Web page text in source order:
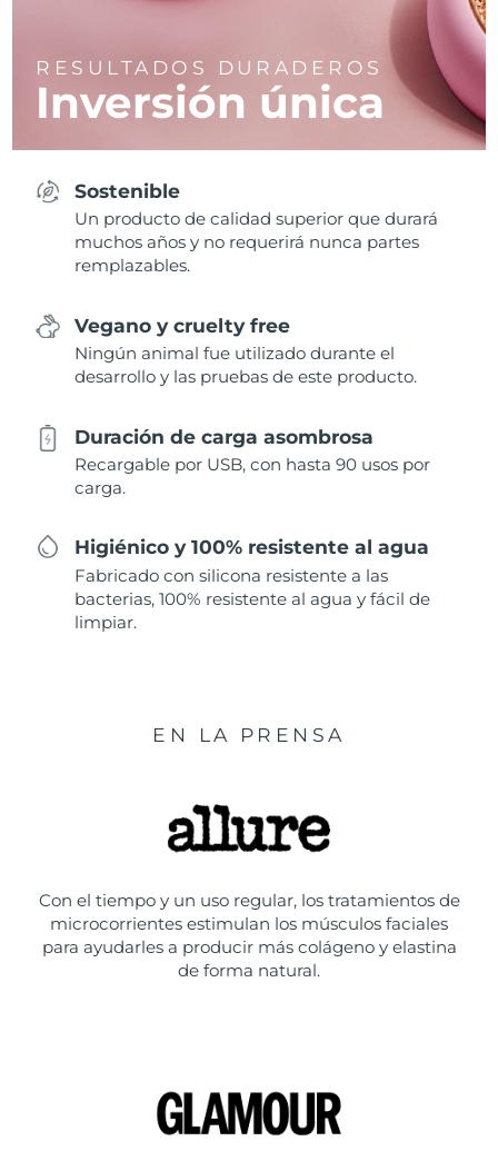
RESULTADOS DURADEROS
Inversión única
Sostenible
Un producto de calidad superior que durará
muchos años y no requerirá nunca partes
remplazables.
Vegano y cruelty free
Ningún animal fue utilizado durante el
desarrollo y las pruebas de este producto.
Duración de carga asombrosa
Recargable por USB, con hasta 90 usos por
carga.
Higiénico y 100% resistente al agua
Fabricado con silicona resistente a las
bacterias, 100% resistente al agua y fácil de
limpiar.
EN LA PRENSA
Con el tiempo y un uso regular, los tratamientos de
microcorrientes estimulan los músculos faciales
para ayudarles a producir más colágeno y elastina
de forma natural.